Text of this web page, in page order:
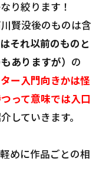
り絞ります！
賢没後のものは含
それ以前のものと
ありますが） の
ー入門向きかは怪
って意味では入口
していきます。
めに作品ごとの相